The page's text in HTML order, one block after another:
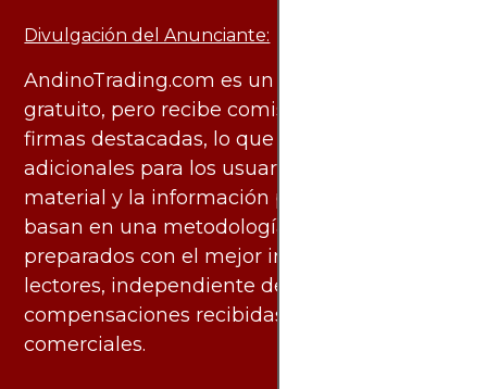
Divulgación del Anunciante:
AndinoTrading.com es un sitio de uso
gratuito, pero recibe comisiones de algunas
firmas destacadas, lo que no genera costos
adicionales para los usuarios. Todo el
material y la información publicados se
basan en una metodología imparcial y están
preparados con el mejor interés de los
lectores, independiente de las
compensaciones recibidas de socios
comerciales.